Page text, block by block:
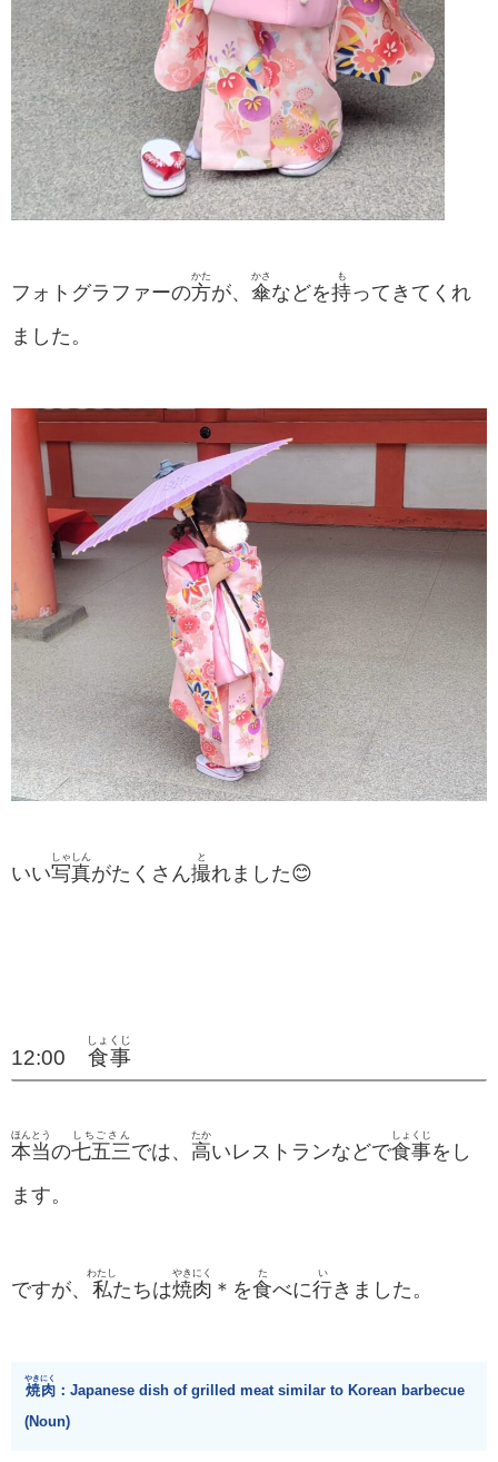
フォトグラファーの方
かた
が、 傘
かさ
などを持
も
ってきてくれ
ました。
いい写真
しゃしん
がたくさん撮
と
れました😊
12:00 食事
しょくじ
本当
ほんとう
の七五三
しちごさん
では、 高
たか
いレストランなどで食事
しょくじ
をし
ます。
ですが、 私
わたし
たちは焼肉
やきにく
＊を食
た
べに行
い
きました。
焼肉
やきにく
：Japanese dish of grilled meat similar to Korean barbecue
(Noun)